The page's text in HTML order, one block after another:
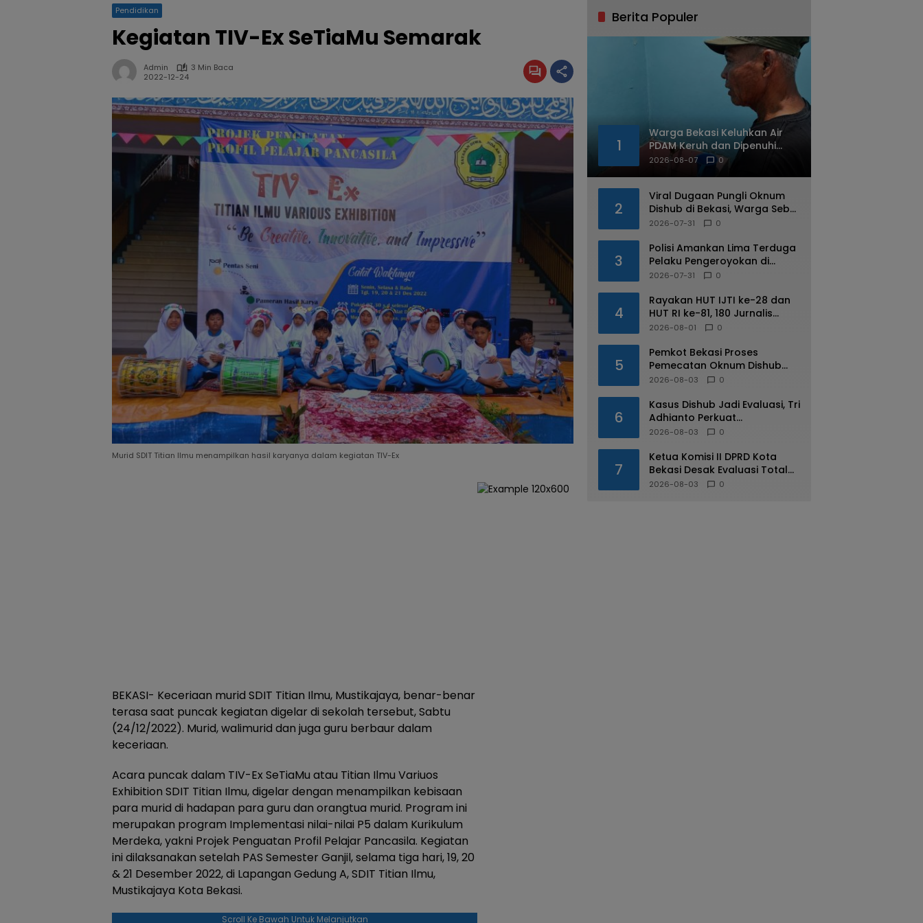
Pendidikan
Kegiatan TIV-Ex SeTiaMu Semarak
Admin
3 Min Baca
2022-12-24
Murid SDIT Titian Ilmu menampilkan hasil karyanya dalam kegiatan TIV-Ex
BEKASI- Keceriaan murid SDIT Titian Ilmu, Mustikajaya, benar-benar
terasa saat puncak kegiatan digelar di sekolah tersebut, Sabtu
(24/12/2022). Murid, walimurid dan juga guru berbaur dalam
keceriaan.
Acara puncak dalam TIV-Ex SeTiaMu atau Titian Ilmu Variuos
Exhibition SDIT Titian Ilmu, digelar dengan menampilkan kebisaan
para murid di hadapan para guru dan orangtua murid. Program ini
merupakan program Implementasi nilai-nilai P5 dalam Kurikulum
Merdeka, yakni Projek Penguatan Profil Pelajar Pancasila. Kegiatan
ini dilaksanakan setelah PAS Semester Ganjil, selama tiga hari, 19, 20
& 21 Desember 2022, di Lapangan Gedung A, SDIT Titian Ilmu,
Mustikajaya Kota Bekasi.
Scroll Ke Bawah Untuk Melanjutkan
Berita Populer
1
Warga Bekasi Keluhkan Air
PDAM Keruh dan Dipenuhi
Cacing
2026-08-07 0
2
Viral Dugaan Pungli Oknum
Dishub di Bekasi, Warga Sebut
Praktik Diduga Sudah
2026-07-31 0
3
Polisi Amankan Lima Terduga
Pelaku Pengeroyokan di
Kalimalang
2026-07-31 0
4
Rayakan HUT IJTI ke-28 dan
HUT RI ke-81, 180 Jurnalis
Jabodetabek Adu di IJTI
2026-08-01 0
5
Pemkot Bekasi Proses
Pemecatan Oknum Dishub
Yang Diduga Lakukan Pungli
2026-08-03 0
6
Kasus Dishub Jadi Evaluasi, Tri
Adhianto Perkuat
Pengawasan Aparatur
2026-08-03 0
7
Ketua Komisi II DPRD Kota
Bekasi Desak Evaluasi Total
Usai Dugaan Pungli Oknum
2026-08-03 0